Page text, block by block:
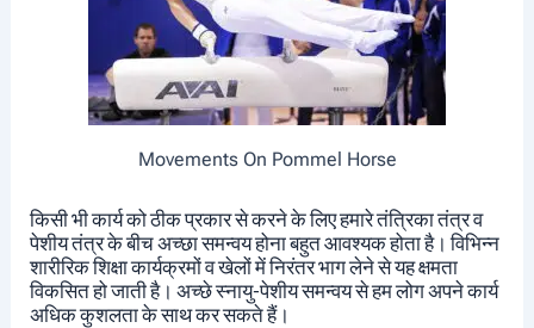
Movements On Pommel Horse
किसी भी कार्य को ठीक प्रकार से करने के लिए हमारे तंत्रिका तंत्र व
पेशीय तंत्र के बीच अच्छा समन्वय होना बहुत आवश्यक होता है। विभिन्न
शारीरिक शिक्षा कार्यक्रमों व खेलों में निरंतर भाग लेने से यह क्षमता
विकसित हो जाती है। अच्छे स्नायु-पेशीय समन्वय से हम लोग अपने कार्य
अधिक कुशलता के साथ कर सकते हैं।